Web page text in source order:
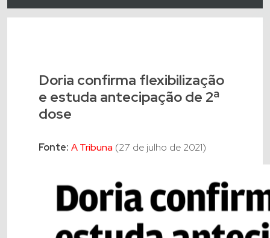
Doria confirma flexibilização
e estuda antecipação de 2ª
dose
Fonte: A Tribuna (27 de julho de 2021)